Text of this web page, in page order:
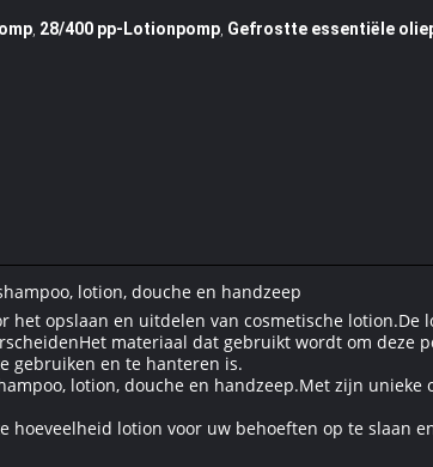
, 28/400 pp-Lotionpomp, Gefrostte essentiële
lotion, douche en handzeep
het opslaan en uitdelen van cosmetische lotion.De
materiaal dat gebruikt wordt om deze
gebruiken en te hanteren is.
lotion, douche en handzeep.Met zijn
hoeveelheid lotion voor uw behoeften op te slaan